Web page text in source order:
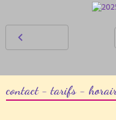
contact - tarifs -